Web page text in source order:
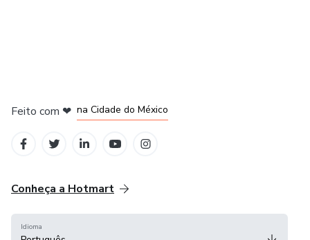
Feito com ❤ na Cidade do México
Conheça a Hotmart
Idioma